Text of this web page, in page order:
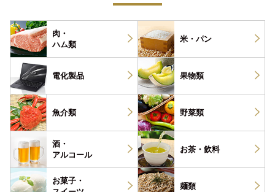
肉・
ハム類
米・パン
電化製品 果物類
魚介類 野菜類
酒・
アルコール
お茶・ 飲料
お菓子・
麺類